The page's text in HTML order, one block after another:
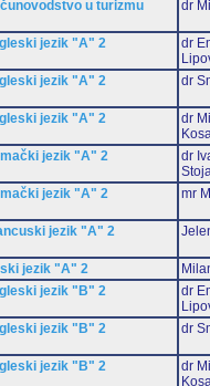
u turizmu dr
jezik "A" 2
dr
jezik "A" 2 dr
jezik "A" 2
dr
jezik "A" 2
dr
jezik "A" 2 mr
jezik "A" 2
jezik "A" 2
jezik "B" 2
dr
jezik "B" 2 dr
jezik "B" 2
dr